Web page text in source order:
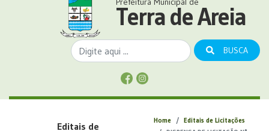
Sobre
Terra de Areia
BUSCA
Editais de
Home
Editais de Licitações